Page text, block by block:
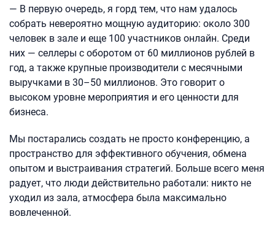
— В первую очередь, я горд тем, что нам удалось
собрать невероятно мощную аудиторию: около 300
человек в зале и еще 100 участников онлайн. Среди
них — селлеры с оборотом от 60 миллионов рублей в
год, а также крупные производители с месячными
выручками в 30–50 миллионов. Это говорит о
высоком уровне мероприятия и его ценности для
бизнеса.
Мы постарались создать не просто конференцию, а
пространство для эффективного обучения, обмена
опытом и выстраивания стратегий. Больше всего меня
радует, что люди действительно работали: никто не
уходил из зала, атмосфера была максимально
вовлеченной.